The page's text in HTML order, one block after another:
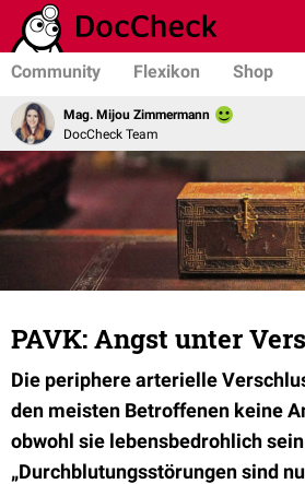
Community Flexikon Shop
Mag. Mijou Zimmermann
DocCheck Team
PAVK: Angst unter
Die periphere arterielle
den meisten Betroffenen keine
obwohl sie lebensbedrohlich
„Durchblutungsstörungen sind